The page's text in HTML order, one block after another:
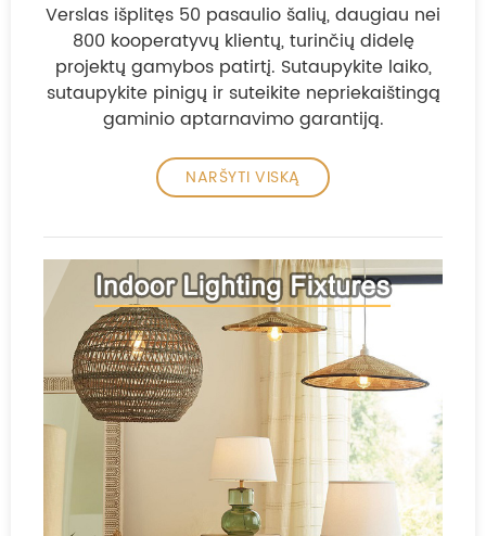
Verslas išplitęs 50 pasaulio šalių, daugiau nei
800 kooperatyvų klientų, turinčių didelę
projektų gamybos patirtį. Sutaupykite laiko,
sutaupykite pinigų ir suteikite nepriekaištingą
gaminio aptarnavimo garantiją.
NARŠYTI VISKĄ